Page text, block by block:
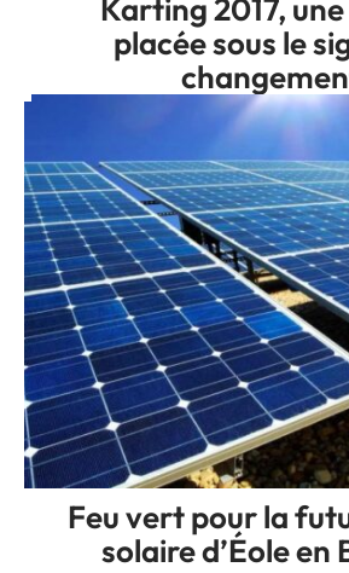
Karting 2017,
placée sous le
Feu vert pour la
solaire d’Éole en